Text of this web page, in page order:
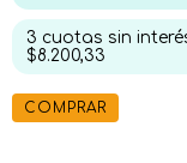
3 cuotas sin
$8.200,33
COMPRAR